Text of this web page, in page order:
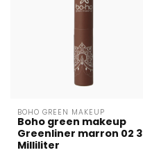
BOHO GREEN MAKEUP
Boho green makeup
Greenliner marron 02 3
Milliliter